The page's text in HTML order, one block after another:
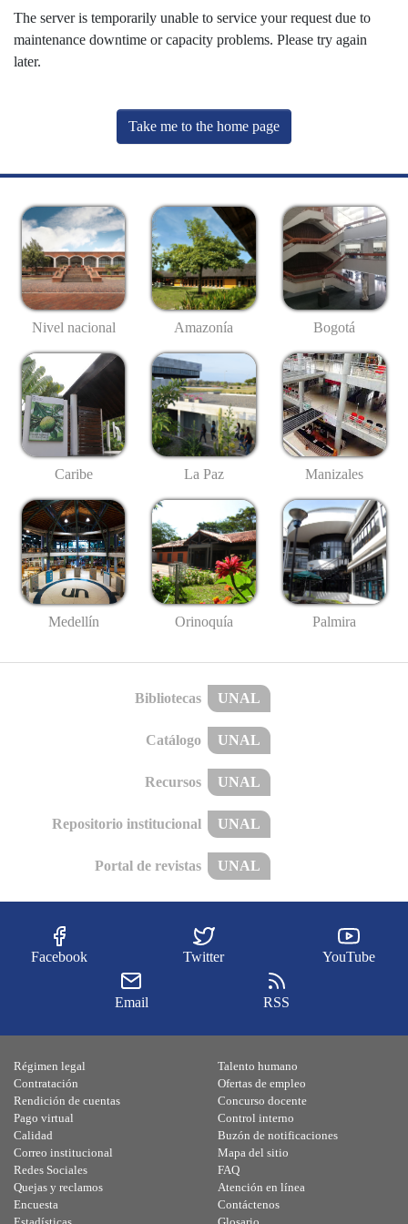
The server is temporarily unable to service your request due to
maintenance downtime or capacity problems. Please try again
later.
Take me to the home page
Nivel nacional Amazonía Bogotá
Caribe La Paz Manizales
Medellín Orinoquía Palmira
Bibliotecas UNAL
Catálogo UNAL
Recursos UNAL
Repositorio institucional UNAL
Portal de revistas UNAL
Facebook Twitter YouTube
Email RSS
Régimen legal
Contratación
Rendición de cuentas
Pago virtual
Calidad
Talento humano
Ofertas de empleo
Concurso docente
Control interno
Buzón de notificaciones
Correo institucional
Redes Sociales
Quejas y reclamos
Encuesta
Mapa del sitio
FAQ
Atención en línea
Contáctenos